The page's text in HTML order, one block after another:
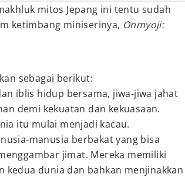
mitos Jepang ini tentu sudah
ketimbang miniserinya, Onmyoji:
sebagai berikut:
iblis hidup bersama, jiwa-jiwa jahat
demi kekuatan dan kekuasaan.
itu mulai menjadi kacau.
manusia berbakat yang bisa
jimat. Mereka memiliki
kedua dunia dan bahkan menjinakkan